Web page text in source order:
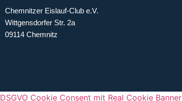
Chemnitzer Eislauf-Club e.V.
Wittgensdorfer Str. 2a
09114 Chemnitz
DSGVO Cookie Consent mit Real Cookie Banner